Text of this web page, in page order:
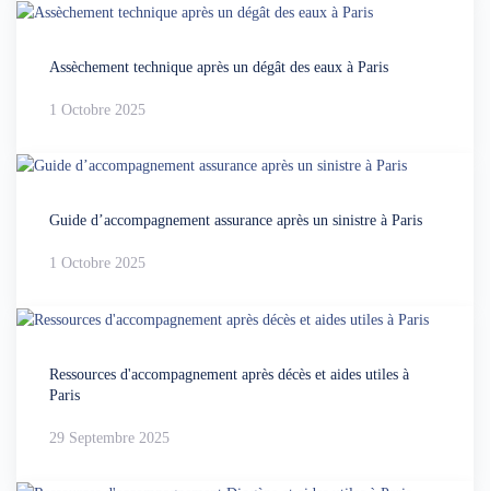
Assèchement technique après un dégât des eaux à Paris
1 Octobre 2025
Guide d’accompagnement assurance après un sinistre à Paris
1 Octobre 2025
Ressources d'accompagnement après décès et aides utiles à
Paris
29 Septembre 2025